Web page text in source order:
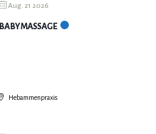
Aug. 21 2026
BABYMASSAGE
Hebammenpraxis